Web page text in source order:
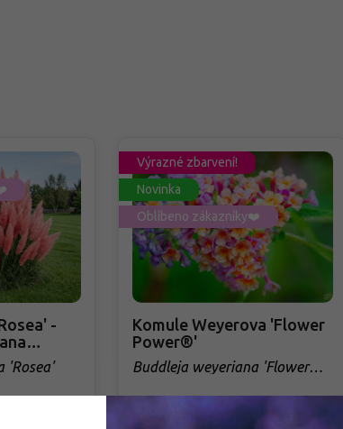
-
'Rosea'
Výrazné zbarvení!
Novinka
Oblíbeno zákazníky❤️
Komule Weyerova 'Flower
Power®'
Buddleja weyeriana 'Flower
PŘEDOBJEDNÁVKA PODZIM 2026